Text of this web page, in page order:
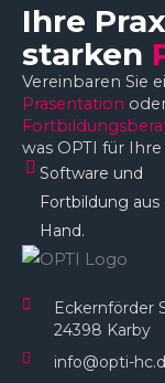
Eckernförder
24398 Karby
info@opti-
Ihre
starken
Vereinbaren Sie
Präsentation
was OPTI für
Software und
Fortbildung aus
Hand.